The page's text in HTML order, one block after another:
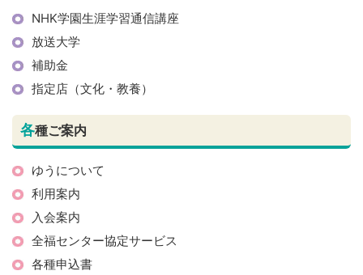
NHK学園生涯学習通信講座
放送大学
補助金
指定店（文化・教養）
各種ご案内
ゆうについて
利用案内
入会案内
全福センター協定サービス
各種申込書